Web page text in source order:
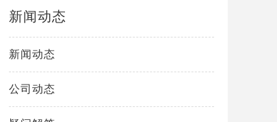
新闻动态
新闻动态
公司动态